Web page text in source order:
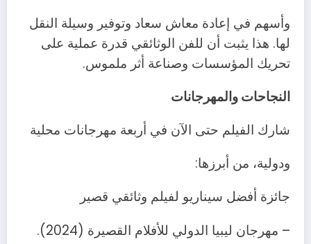
وأسهم في إعادة معاش سعاد وتوفير وسيلة النقل
لها. هذا يثبت أن للفن الوثائقي قدرة عملية على
تحريك المؤسسات وصناعة أثر ملموس.
النجاحات والمهرجانات
شارك الفيلم حتى الآن في أربعة مهرجانات محلية
ودولية، من أبرزها:
جائزة أفضل سيناريو لفيلم وثائقي قصير
– مهرجان ليبيا الدولي للأفلام القصيرة (2024).